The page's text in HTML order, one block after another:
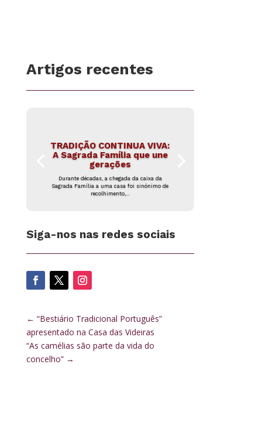
Artigos recentes
TRADIÇÃO CONTINUA VIVA:
A Sagrada Família que une
gerações
Durante décadas, a chegada da caixa da
Sagrada Família a uma casa foi sinónimo de
recolhimento,...
Siga-nos nas redes sociais
← “Bestiário Tradicional Português”
apresentado na Casa das Videiras
“As camélias são parte da vida do
concelho”→